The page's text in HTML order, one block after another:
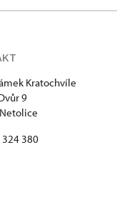
Kratochvíle
9
380